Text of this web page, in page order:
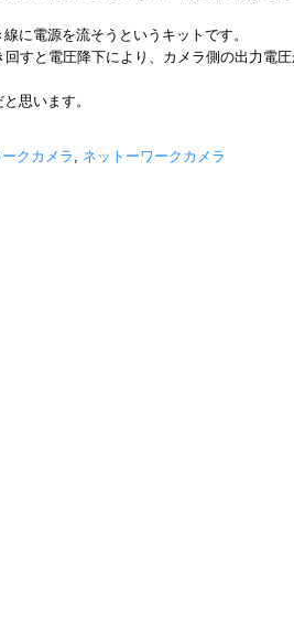
に電源を流そうというキットです。
すと電圧降下により、カメラ側の出力電
思います。
クカメラ , ネットーワークカメラ